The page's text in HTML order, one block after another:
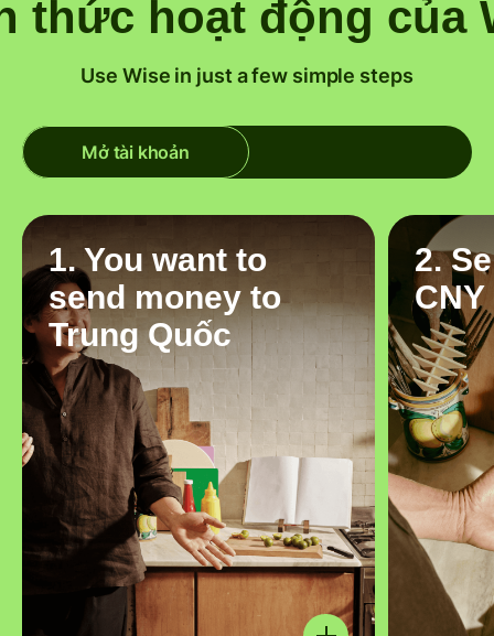
thức hoạt động của
Use Wise in just a few simple steps
Mở tài khoản
1. You want to
send money to
Trung Quốc
2.
CNY